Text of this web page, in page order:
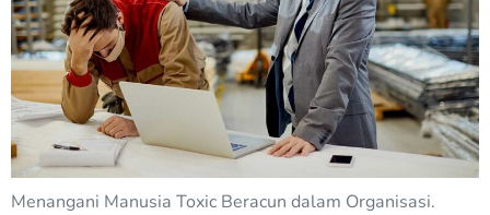
Menangani Manusia Toxic Beracun dalam Organisasi.